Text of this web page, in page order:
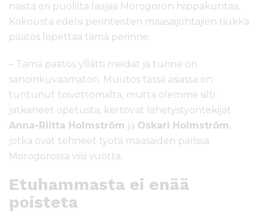
naista eri puolilta laajaa Morogoron hiippakuntaa.
Kokousta edelsi perinteisten maasaijohtajien tiukka
päätös lopettaa tämä perinne.
– Tämä päätös yllätti meidät ja tunne on
sanoinkuvaamaton. Muutos tässä asiassa on
tuntunut toivottomalta, mutta olemme silti
jatkaneet opetusta, kertovat lähetystyöntekijät
Anna-Riitta Holmström ja Oskari Holmström,
jotka ovat tehneet työtä maasaiden parissa
Morogorossa viisi vuotta.
Etuhammasta ei enää
poisteta